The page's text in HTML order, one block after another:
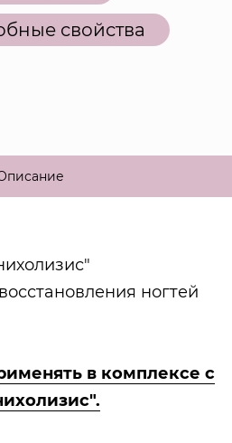
свойства
ногтей
в комплексе с